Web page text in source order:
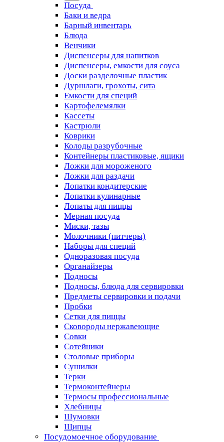
Посуда
Баки и ведра
Барный инвентарь
Блюда
Венчики
Диспенсеры для напитков
Диспенсеры, емкости для соуса
Доски разделочные пластик
Дуршлаги, грохоты, сита
Емкости для специй
Картофелемялки
Кассеты
Кастрюли
Коврики
Колоды разрубочные
Контейнеры пластиковые, ящики
Ложки для мороженого
Ложки для раздачи
Лопатки кондитерские
Лопатки кулинарные
Лопаты для пиццы
Мерная посуда
Миски, тазы
Молочники (питчеры)
Наборы для специй
Одноразовая посуда
Органайзеры
Подносы
Подносы, блюда для сервировки
Предметы сервировки и подачи
Пробки
Сетки для пиццы
Сковороды нержавеющие
Совки
Сотейники
Столовые приборы
Сушилки
Терки
Термоконтейнеры
Термосы профессиональные
Хлебницы
Шумовки
Щипцы
Посудомоечное оборудование